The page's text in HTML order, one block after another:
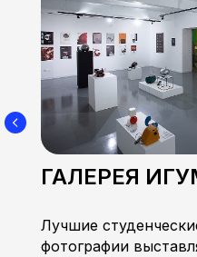
ГАЛЕРЕЯ
Лучшие
фотографии